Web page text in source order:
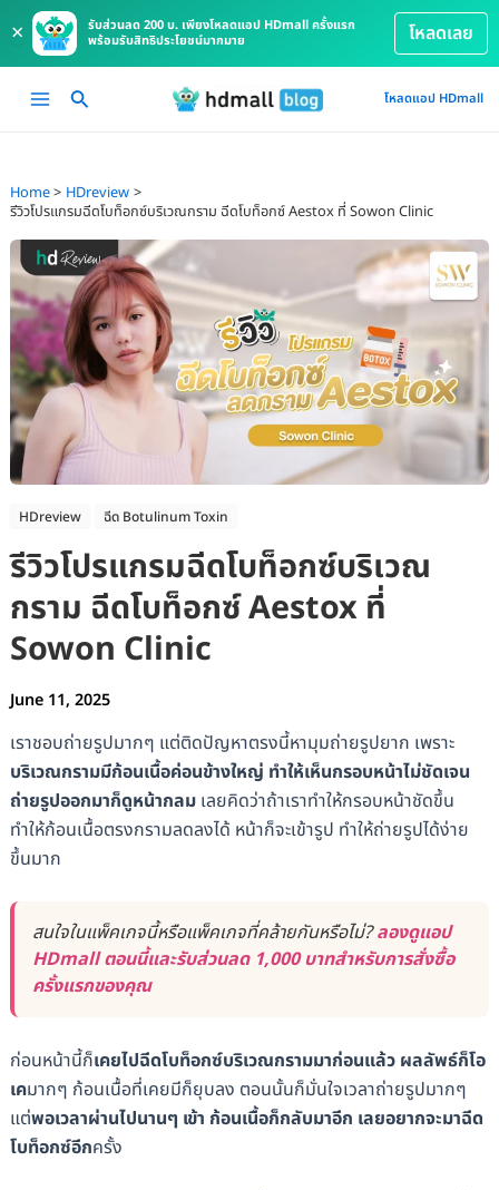
×
รับส่วนลด 200 บ. เพียงโหลดแอป HDmall ครั้งแรก
พร้อมรับสิทธิประโยชน์มากมาย
โหลดเลย
Main
โหลดแอป HDmall
Home
HDreview
รีวิวโปรแกรมฉีดโบท็อกซ์บริเวณกราม ฉีดโบท็อกซ์ Aestox ที่ Sowon Clinic
HDreview ฉีด Botulinum Toxin
รีวิวโปรแกรมฉีดโบท็อกซ์บริเวณ
กราม ฉีดโบท็อกซ์ Aestox ที่
Sowon Clinic
June 11, 2025
เราชอบถ่ายรูปมากๆ แต่ติดปัญหาตรงนี้หามุมถ่ายรูปยาก เพราะ
บริเวณกรามมีก้อนเนื้อค่อนข้างใหญ่ ทำให้เห็นกรอบหน้าไม่ชัดเจน
ถ่ายรูปออกมาก็ดูหน้ากลมเลยคิดว่าถ้าเราทำให้กรอบหน้าชัดขึ้น
ทำให้ก้อนเนื้อตรงกรามลดลงได้ หน้าก็จะเข้ารูป ทำให้ถ่ายรูปได้ง่าย
ขึ้นมาก
สนใจในแพ็คเกจนี้หรือแพ็คเกจที่คล้ายกันหรือไม่?ลองดูแอป
HDmall ตอนนี้และรับส่วนลด 1,000 บาทสำหรับการสั่งซื้อ
ครั้งแรกของคุณ
ก่อนหน้านี้ก็เคยไปฉีดโบท็อกซ์บริเวณกรามมาก่อนแล้ว ผลลัพธ์ก็โอ
เคมากๆ ก้อนเนื้อที่เคยมีก็ยุบลง ตอนนั้นก็มั่นใจเวลาถ่ายรูปมากๆ
แต่พอเวลาผ่านไปนานๆ เข้า ก้อนเนื้อก็กลับมาอีก เลยอยากจะมาฉีด
โบท็อกซ์อีกครั้ง